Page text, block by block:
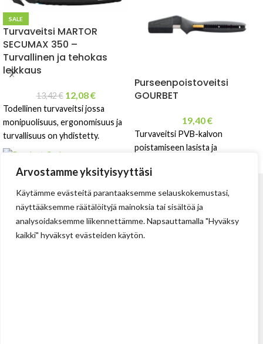
Arvostamme yksityisyyttäsi
Käytämme evästeitä parantaaksemme selauskokemustasi,
näyttääksemme räätälöityjä mainoksia tai sisältöä ja
analysoidaksemme liikennettämme. Napsauttamalla "Hyväksy
kaikki" hyväksyt evästeiden käytön.
SALE
Turvaveitsi MARTOR
SECUMAX 350 –
Turvallinen ja tehokas
leikkaus
13,42€ 12,08€
Todellinen turvaveitsi jossa
monipuolisuus, ergonomisuus ja
turvallisuus on yhdistetty.
CO2e / yksikkö
Purseenpoistoveitsi
GOURBET
19,40€
Turvaveitsi PVB-kalvon
poistamiseen lasista ja